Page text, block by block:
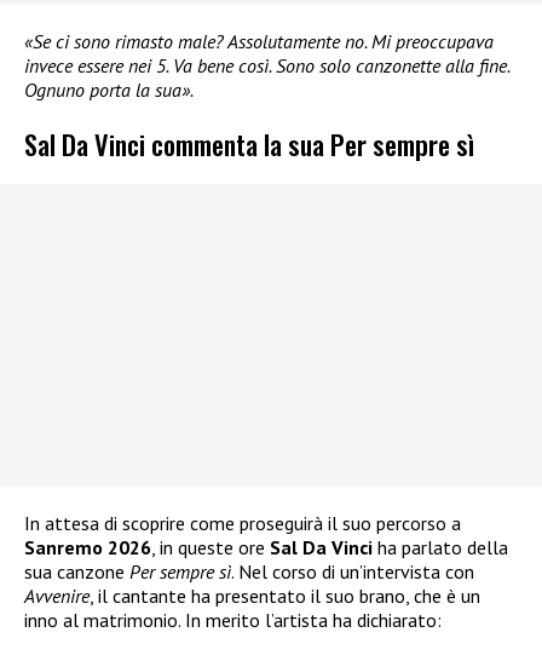
«Se ci sono rimasto male? Assolutamente no. Mi preoccupava
invece essere nei 5. Va bene così. Sono solo canzonette alla fine.
Ognuno porta la sua».
Sal Da Vinci commenta la sua Per sempre sì
In attesa di scoprire come proseguirà il suo percorso a
Sanremo 2026, in queste ore Sal Da Vinci ha parlato della
sua canzone Per sempre sì. Nel corso di un’intervista con
Avvenire, il cantante ha presentato il suo brano, che è un
inno al matrimonio. In merito l’artista ha dichiarato: